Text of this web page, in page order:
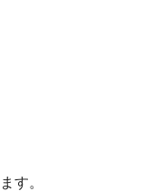
す。